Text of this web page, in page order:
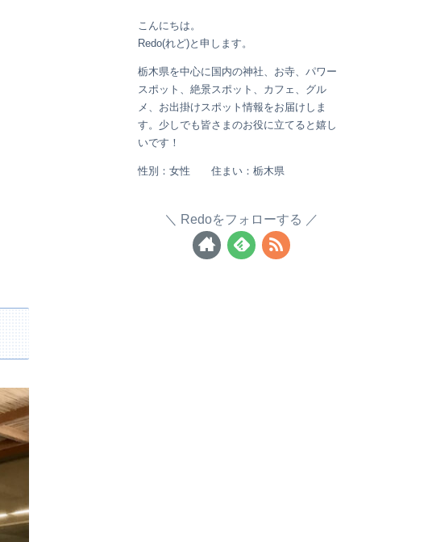
こんにちは。
Redo(れど)と申します。
栃木県を中心に国内の神社、お寺、パワー
スポット、絶景スポット、カフェ、グル
メ、お出掛けスポット情報をお届けしま
す。少しでも皆さまのお役に立てると嬉し
いです！
性別：女性 住まい：栃木県
Redoをフォローする